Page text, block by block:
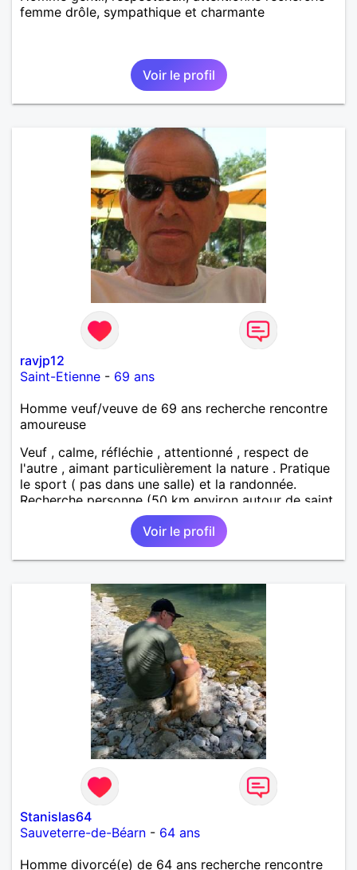
femme drôle, sympathique et charmante
Voir le profil
ravjp12
Saint-Etienne - 69 ans
Homme veuf/veuve de 69 ans recherche rencontre
amoureuse
Veuf , calme, réfléchie , attentionné , respect de
l'autre , aimant particulièrement la nature . Pratique
le sport ( pas dans une salle) et la randonnée.
Recherche personne (50 km environ autour de saint
étienne) pour finir le reste de ma vie , sereinement ,
en parfaite harmonie et confiance.
Voir le profil
Stanislas64
Sauveterre-de-Béarn - 64 ans
Homme divorcé(e) de 64 ans recherche rencontre